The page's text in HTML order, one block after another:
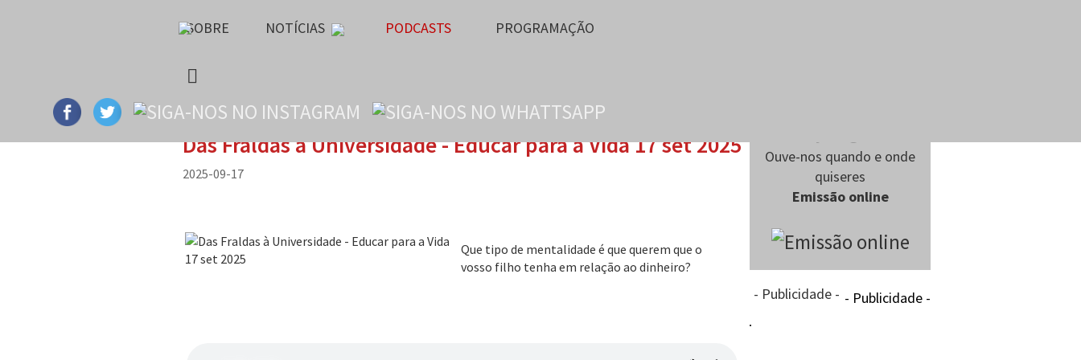
SOBRE NOTÍCIAS PODCASTS PROGRAMAÇÃO
Das Fraldas à Universidade - Educar para a Vida 17 set 2025
2025-09-17
Que tipo de mentalidade é que querem que o
vosso filho tenha em relação ao dinheiro?
Ouve-nos quando e onde
quiseres
Emissão online
- Publicidade - - Publicidade -